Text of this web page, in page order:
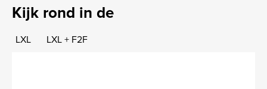
Kijk rond in de
LXL LXL + F2F